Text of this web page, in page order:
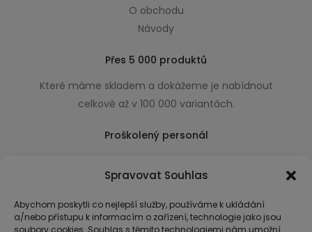
Spravovat Souhlas
Abychom poskytli co nejlepší služby, používáme k ukládání
a/nebo přístupu k informacím o zařízení, technologie jako jsou
soubory cookies. Souhlas s těmito technologiemi nám umožní
O obchodu
Návody
Přes 5 000 produktů
Které máme skladem a dokážeme je nabídnout
celkově až v 100 000 variantách.
Proškolený personál
usnadňující nákup.